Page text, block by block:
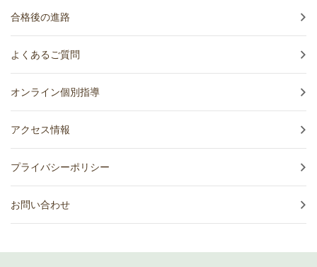
合格後の進路
よくあるご質問
オンライン個別指導
アクセス情報
プライバシーポリシー
お問い合わせ